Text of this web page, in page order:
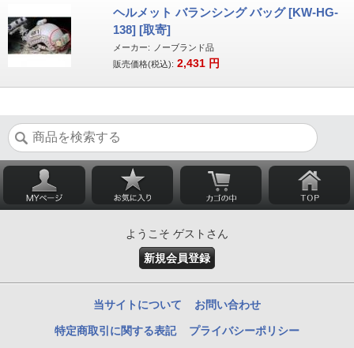
ヘルメット バランシング バッグ [KW-HG-
138] [取寄]
メーカー:
ノーブランド品
販売価格(税込): 2,431 円
ようこそ ゲストさん
新規会員登録
当サイトについて お問い合わせ
特定商取引に関する表記 プライバシーポリシー